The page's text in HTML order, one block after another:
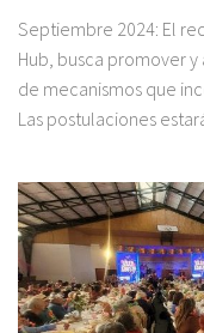
Septiembre 2024: El
Hub, busca promover
de mecanismos que
Las postulaciones